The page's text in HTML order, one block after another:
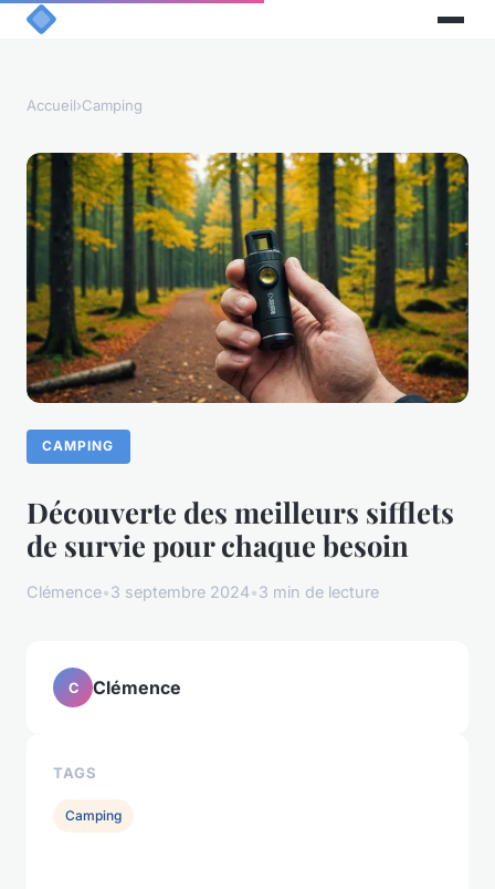
Accueil›Camping
CAMPING
Découverte des meilleurs sifflets
de survie pour chaque besoin
Clémence•3 septembre 2024•3 min de lecture
C Clémence
TAGS
Camping